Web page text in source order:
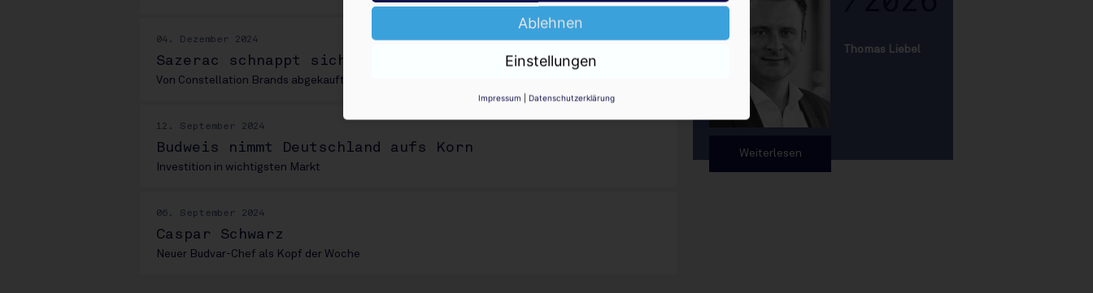
04. Dezember 2024
Sazerac schnappt sich Wodka
Von Constellation Brands abgekauft
12. September 2024
Budweis nimmt Deutschland aufs Korn
Investition in wichtigsten Markt
06. September 2024
Caspar Schwarz
Neuer Budvar-Chef als Kopf der Woche
Thomas Liebel
Weiterlesen
Ablehnen
Einstellungen
Impressum Datenschutzerklärung